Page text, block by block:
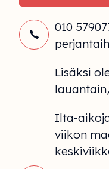
010
Lisäksi
Ilta-
viikon